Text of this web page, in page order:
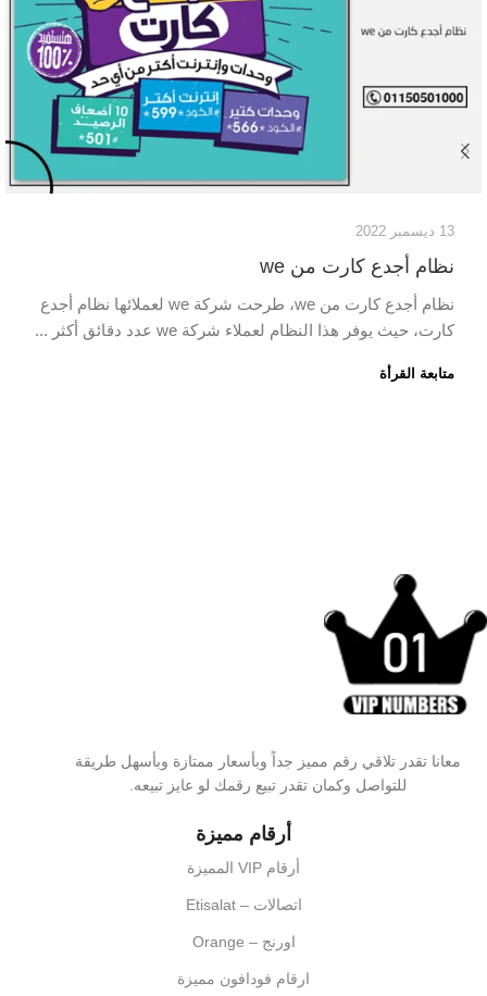
13 ديسمبر 2022
نظام أجدع كارت من we
نظام أجدع كارت من we، طرحت شركة we لعملائها نظام أجدع
كارت، حيث يوفر هذا النظام لعملاء شركة we عدد دقائق أكثر ...
متابعة القرأة
معانا تقدر تلاقي رقم مميز جداً وبأسعار ممتازة وبأسهل طريقة
للتواصل وكمان تقدر تبيع رقمك لو عايز تبيعه.
أرقام مميزة
أرقام VIP المميزة
اتصالات – Etisalat
اورنج – Orange
ارقام فودافون مميزة